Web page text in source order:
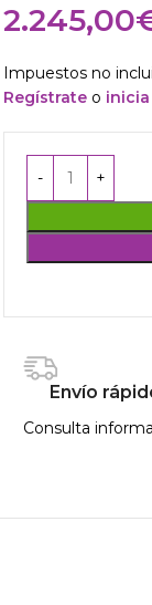
2.245,00
Impuestos no
Regístrateo
Envío
Consulta